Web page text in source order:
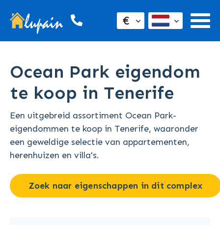
€
Ocean Park eigendom
te koop in Tenerife
Een uitgebreid assortiment Ocean Park-
eigendommen te koop in Tenerife, waaronder
een geweldige selectie van appartementen,
herenhuizen en villa's.
Zoek naar eigenschappen in dit complex